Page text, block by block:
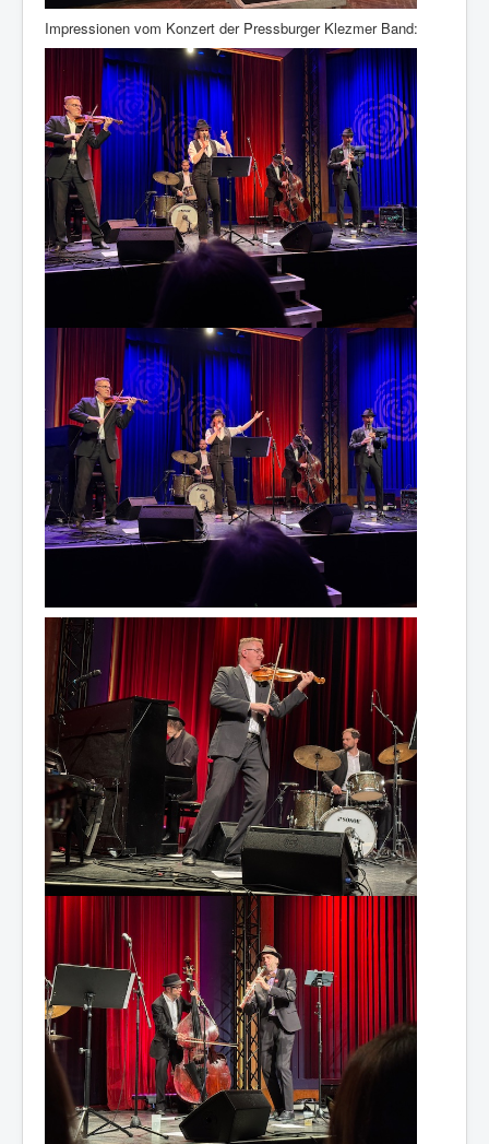
Impressionen vom Konzert der Pressburger Klezmer Band: